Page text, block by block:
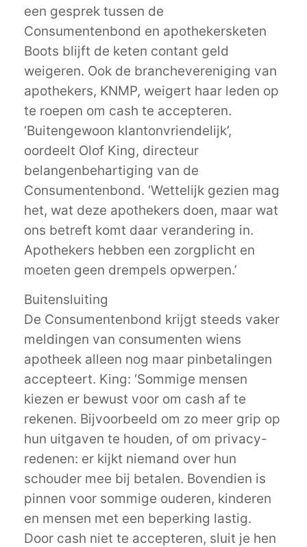
een gesprek tussen de
Consumentenbond en apothekersketen
Boots blijft de keten contant geld
weigeren. Ook de branchevereniging van
apothekers, KNMP, weigert haar leden op
te roepen om cash te accepteren.
‘Buitengewoon klantonvriendelijk’,
oordeelt Olof King, directeur
belangenbehartiging van de
Consumentenbond. ‘Wettelijk gezien mag
het, wat deze apothekers doen, maar wat
ons betreft komt daar verandering in.
Apothekers hebben een zorgplicht en
moeten geen drempels opwerpen.’
Buitensluiting
De Consumentenbond krijgt steeds vaker
meldingen van consumenten wiens
apotheek alleen nog maar pinbetalingen
accepteert. King: ‘Sommige mensen
kiezen er bewust voor om cash af te
rekenen. Bijvoorbeeld om zo meer grip op
hun uitgaven te houden, of om privacy-
redenen: er kijkt niemand over hun
schouder mee bij betalen. Bovendien is
pinnen voor sommige ouderen, kinderen
en mensen met een beperking lastig.
Door cash niet te accepteren, sluit je hen